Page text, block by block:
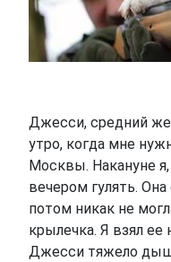
Джесси, средний
утро, когда мне
Москвы. Накануне
вечером гулять.
потом никак не
крылечка. Я взял ее
Джесси тяжело